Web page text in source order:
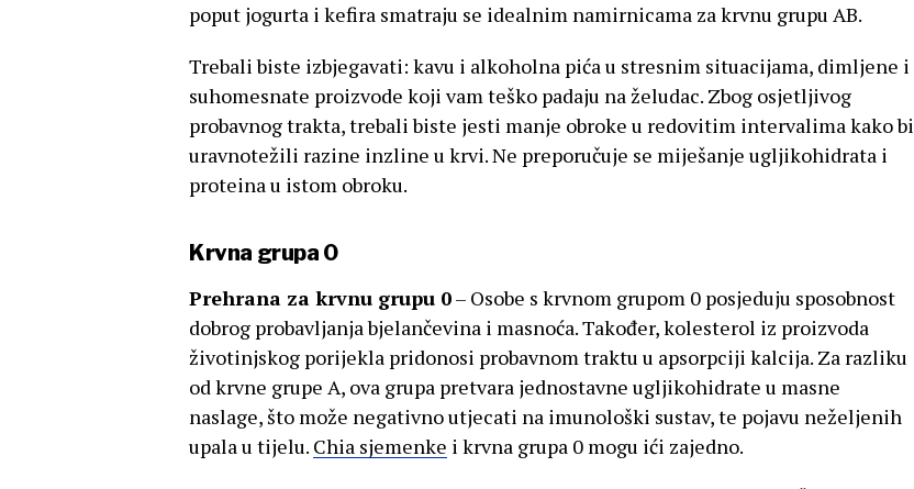
poput jogurta i kefira smatraju se idealnim namirnicama za krvnu grupu AB.
Trebali biste izbjegavati: kavu i alkoholna pića u stresnim situacijama, dimljene i
suhomesnate proizvode koji vam teško padaju na želudac. Zbog osjetljivog
probavnog trakta, trebali biste jesti manje obroke u redovitim intervalima kako bi
uravnotežili razine inzline u krvi. Ne preporučuje se miješanje ugljikohidrata i
proteina u istom obroku.
Krvna grupa 0
Prehrana za krvnu grupu 0– Osobe s krvnom grupom 0 posjeduju sposobnost
dobrog probavljanja bjelančevina i masnoća. Također, kolesterol iz proizvoda
životinjskog porijekla pridonosi probavnom traktu u apsorpciji kalcija. Za razliku
od krvne grupe A, ova grupa pretvara jednostavne ugljikohidrate u masne
naslage, što može negativno utjecati na imunološki sustav, te pojavu neželjenih
upala u tijelu. Chia sjemenke i krvna grupa 0 mogu ići zajedno.